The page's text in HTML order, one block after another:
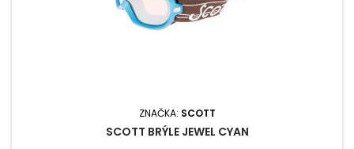
ZNAČKA: SCOTT
SCOTT BRÝLE JEWEL CYAN